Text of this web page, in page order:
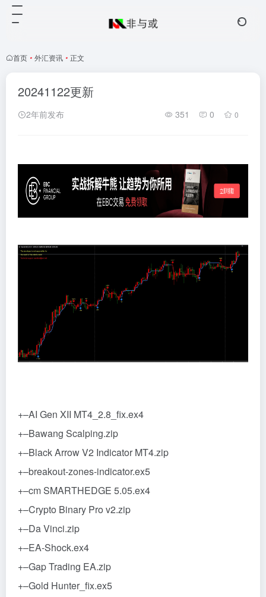
首页 • 外汇资讯 • 正文
20241122更新
2年前发布 351 0 0
+–AI Gen XII MT4_2.8_fix.ex4
+–Bawang Scalping.zip
+–Black Arrow V2 Indicator MT4.zip
+–breakout-zones-indicator.ex5
+–cm SMARTHEDGE 5.05.ex4
+–Crypto Binary Pro v2.zip
+–Da Vinci.zip
+–EA-Shock.ex4
+–Gap Trading EA.zip
+–Gold Hunter_fix.ex5